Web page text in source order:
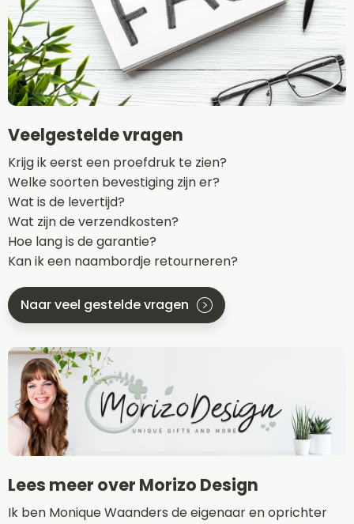
Veelgestelde vragen
Krijg ik eerst een proefdruk te zien?
Welke soorten bevestiging zijn er?
Wat is de levertijd?
Wat zijn de verzendkosten?
Hoe lang is de garantie?
Kan ik een naambordje retourneren?
Naar veel gestelde vragen
Lees meer over Morizo Design
Ik ben Monique Waanders de eigenaar en oprichter